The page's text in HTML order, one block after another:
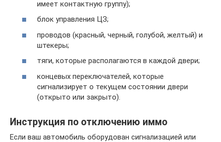
имеет контактную группу);
блок управления ЦЗ;
проводов (красный, черный, голубой, желтый) и
штекеры;
тяги, которые располагаются в каждой двери;
концевых переключателей, которые
сигнализирует о текущем состоянии двери
(открыто или закрыто).
Инструкция по отключению иммо
Если ваш автомобиль оборудован сигнализацией или